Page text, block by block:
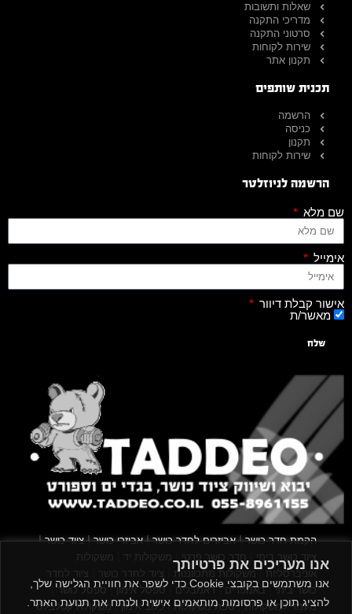
אנו מעריכים את פרטיותך
אנו משתמשים בקובצי Cookie כדי לשפר את חוויית הגלישה שלך,
להציג תוכן או פרסומות מותאמים אישית ולנתח את תנועת האתר.
שאלות ותשובות
מדריכי התקנה
סרטוני התקנה
שירות לקוחות
תקנון אתר
תכנית שותפים
הרשמה
כניסה
תקנון
שירות לקוחות
הרשמה לניוזלטר
שם מלא
אימייל
אישור קבלת דיוור
מאשר/ת
שלח
הקמת חדר כושר|אביזרים לחדר כושר|אביזרי כושר|ציוד כושר|
ציוד כושר ביתי חדר כושר פרטי משקולות יד
משקולות
אוניברסליות |משקולות מתכווננות ציוד לחדר כושר
ציוד לחדר
כושר ביתי|באמפרים |דאמבלים |ספסל אימון | ספסל כושר|
מעמד למשקולות|ספת משקולות |כלוב אימון|משקולת קטלבלס